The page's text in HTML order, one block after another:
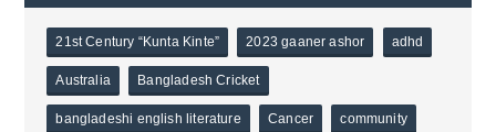
21st Century “Kunta Kinte” 2023 gaaner ashor adhd
Australia Bangladesh Cricket
bangladeshi english literature Cancer community